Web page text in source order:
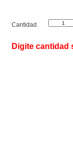
Cantidad
Digite